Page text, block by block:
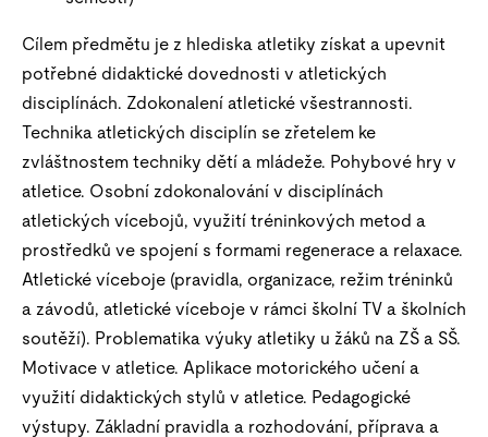
Cílem předmětu je z hlediska atletiky získat a upevnit
potřebné didaktické dovednosti v atletických
disciplínách. Zdokonalení atletické všestrannosti.
Technika atletických disciplín se zřetelem ke
zvláštnostem techniky dětí a mládeže. Pohybové hry v
atletice. Osobní zdokonalování v disciplínách
atletických vícebojů, využití tréninkových metod a
prostředků ve spojení s formami regenerace a relaxace.
Atletické víceboje (pravidla, organizace, režim tréninků
a závodů, atletické víceboje v rámci školní TV a školních
soutěží). Problematika výuky atletiky u žáků na ZŠ a SŠ.
Motivace v atletice. Aplikace motorického učení a
využití didaktických stylů v atletice. Pedagogické
výstupy. Základní pravidla a rozhodování, příprava a